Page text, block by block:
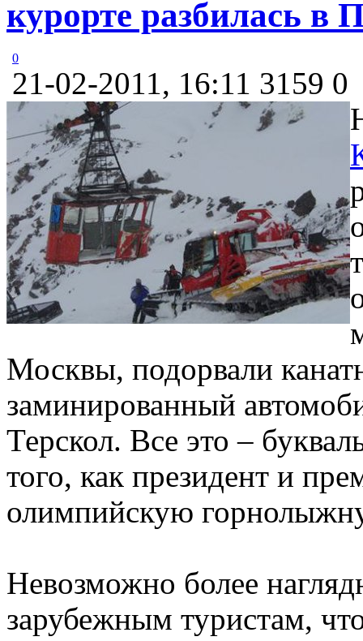
курорте разбилась в
0
21-02-2011, 16:11 3159 0
Москвы, подорвали
заминированный
Терскол. Все это –
того, как президент и
олимпийскую
Невозможно более
зарубежным туристам,